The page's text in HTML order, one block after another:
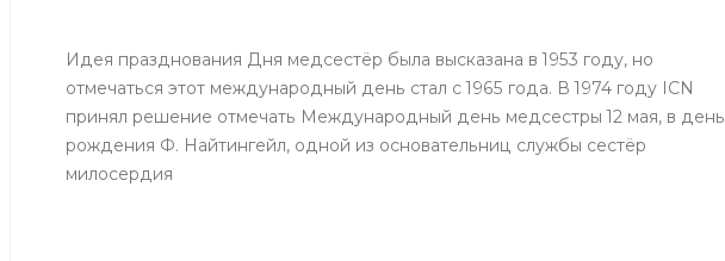
Идея празднования Дня медсестёр была высказана в 1953 году, но
отмечаться этот международный день стал с 1965 года. В 1974 году ICN
принял решение отмечать Международный день медсестры 12 мая, в день
рождения Ф. Найтингейл, одной из основательниц службы сестёр
милосердия